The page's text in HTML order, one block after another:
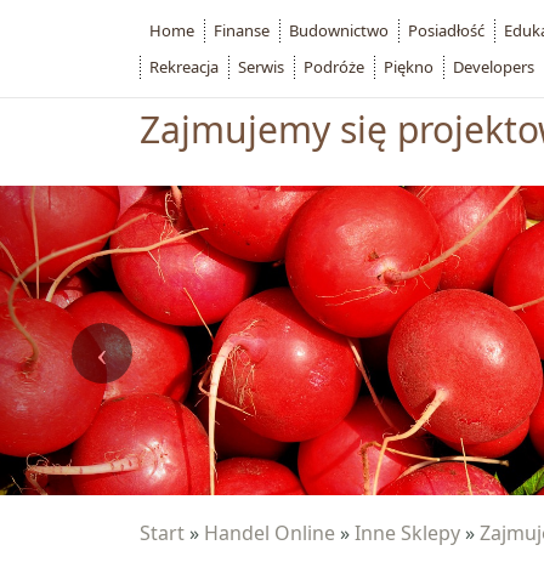
Zajmujemy się
Start » Handel Online »Inne Sklepy »
Home Finanse Budownictwo Posiadłość
Rekreacja
Serwis Podróże Piękno Developers